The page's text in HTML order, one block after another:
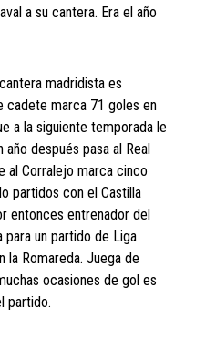
a su cantera. Era el año
madridista es
cadete marca 71 goles en
a la siguiente temporada le
año después pasa al Real
al Corralejo marca cinco
partidos con el Castilla
entonces entrenador del
un partido de Liga
la Romareda. Juega de
ocasiones de gol es
partido.